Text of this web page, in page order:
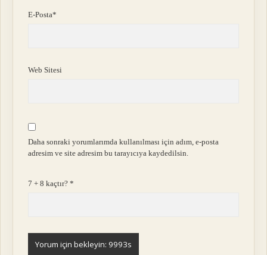
E-Posta*
Web Sitesi
Daha sonraki yorumlarımda kullanılması için adım, e-posta
adresim ve site adresim bu tarayıcıya kaydedilsin.
7 + 8 kaçtır?*